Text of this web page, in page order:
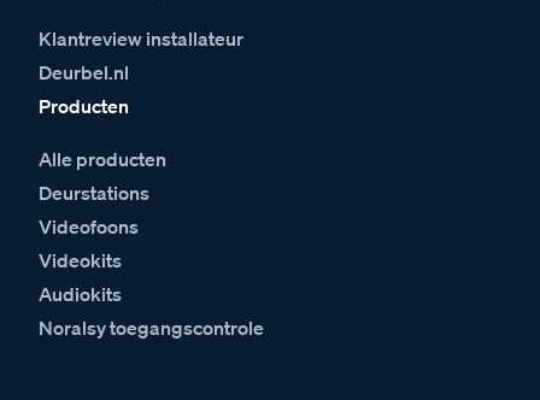
Klantreview installateur
Deurbel.nl
Producten
Alle producten
Deurstations
Videofoons
Videokits
Audiokits
Noralsy toegangscontrole